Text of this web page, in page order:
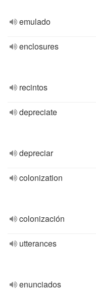
emulado
enclosures
recintos
depreciate
depreciar
colonization
colonización
utterances
enunciados